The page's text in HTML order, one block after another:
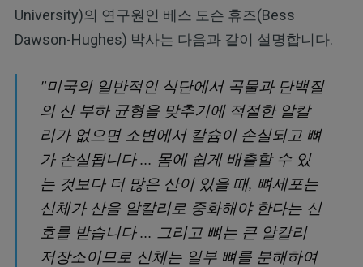
University)의 연구원인 베스 도슨 휴즈(Bess
Dawson-Hughes) 박사는 다음과 같이 설명합니다.
"미국의 일반적인 식단에서 곡물과 단백질
의 산 부하 균형을 맞추기에 적절한 알칼
리가 없으면 소변에서 칼슘이 손실되고 뼈
가 손실됩니다 ... 몸에 쉽게 배출할 수 있
는 것보다 더 많은 산이 있을 때, 뼈세포는
신체가 산을 알칼리로 중화해야 한다는 신
호를 받습니다 ... 그리고 뼈는 큰 알칼리
저장소이므로 신체는 일부 뼈를 분해하여